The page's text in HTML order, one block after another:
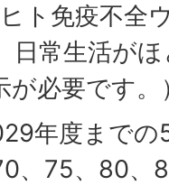
ト免疫不全
日常生活が
が必要です。
年度まで
、75、80、